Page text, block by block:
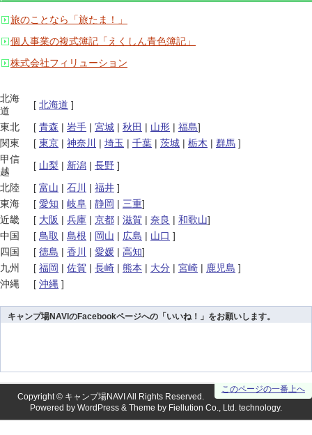
旅のことなら「旅たま！」
個人事業の複式簿記「えくしん青色簿記」
株式会社フィリューション
北海
道
[ 北海道 ]
東北
[ 青森 | 岩手 | 宮城 | 秋田 | 山形 | 福島]
関東
[ 東京 | 神奈川 | 埼玉 | 千葉 | 茨城 | 栃木 | 群馬 ]
甲信
越
[ 山梨 | 新潟 | 長野 ]
北陸
[ 富山 | 石川 | 福井 ]
東海
[ 愛知 | 岐阜 | 静岡 | 三重]
近畿
[ 大阪 | 兵庫 | 京都 | 滋賀 | 奈良 | 和歌山]
中国
[ 鳥取 | 島根 | 岡山 | 広島 | 山口 ]
四国
[ 徳島 | 香川 | 愛媛 | 高知]
九州
[ 福岡 | 佐賀 | 長崎 | 熊本 | 大分 | 宮崎 | 鹿児島 ]
沖縄
[ 沖縄 ]
キャンプ場NAVIのFacebookページへの「いいね！」をお願いします。
このページの一番上へ
Copyright © キャンプ場NAVI All Rights Reserved.
Powered by WordPress & Theme by Fiellution Co., Ltd. technology.